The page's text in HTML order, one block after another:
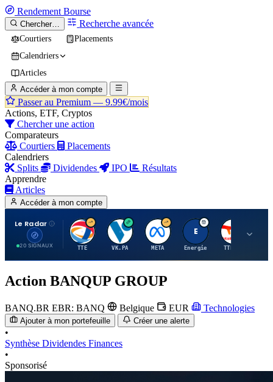
Rendement Bourse
Chercher… Recherche avancée
Courtiers
Placements
Calendriers
Articles
Accéder à mon compte
Passer au Premium — 9.99€/mois
Actions, ETF, Cryptos
Chercher une action
Comparateurs
Courtiers
Placements
Calendriers
Splits
Dividendes IPO
Résultats
Apprendre
Articles
Accéder à mon compte
Le Radar
20 SIGNAUX
T
TTE
V
VK.PA
M
META
E
Energie
T
TTE.PA
Action BANQUP GROUP
BANQ.BR EBR: BANQ Belgique EUR Technologies
Ajouter à mon portefeuille Créer une alerte
•
Synthèse Dividendes Finances
•
Sponsorisé